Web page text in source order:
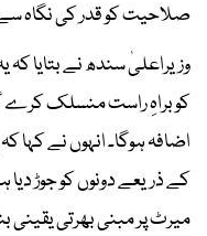
صلاحیت کو قدر کی نگاہ
وزیراعلیٰ سندھ نے بتایا
کو براہِ راست منسلک کرے
اضافہ ہوگا۔ انہوں نے کہا
کے ذریعے دونوں کو جوڑ
میرٹ پر مبنی بھرتی یقینی